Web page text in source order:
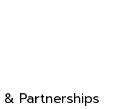
Partnerships